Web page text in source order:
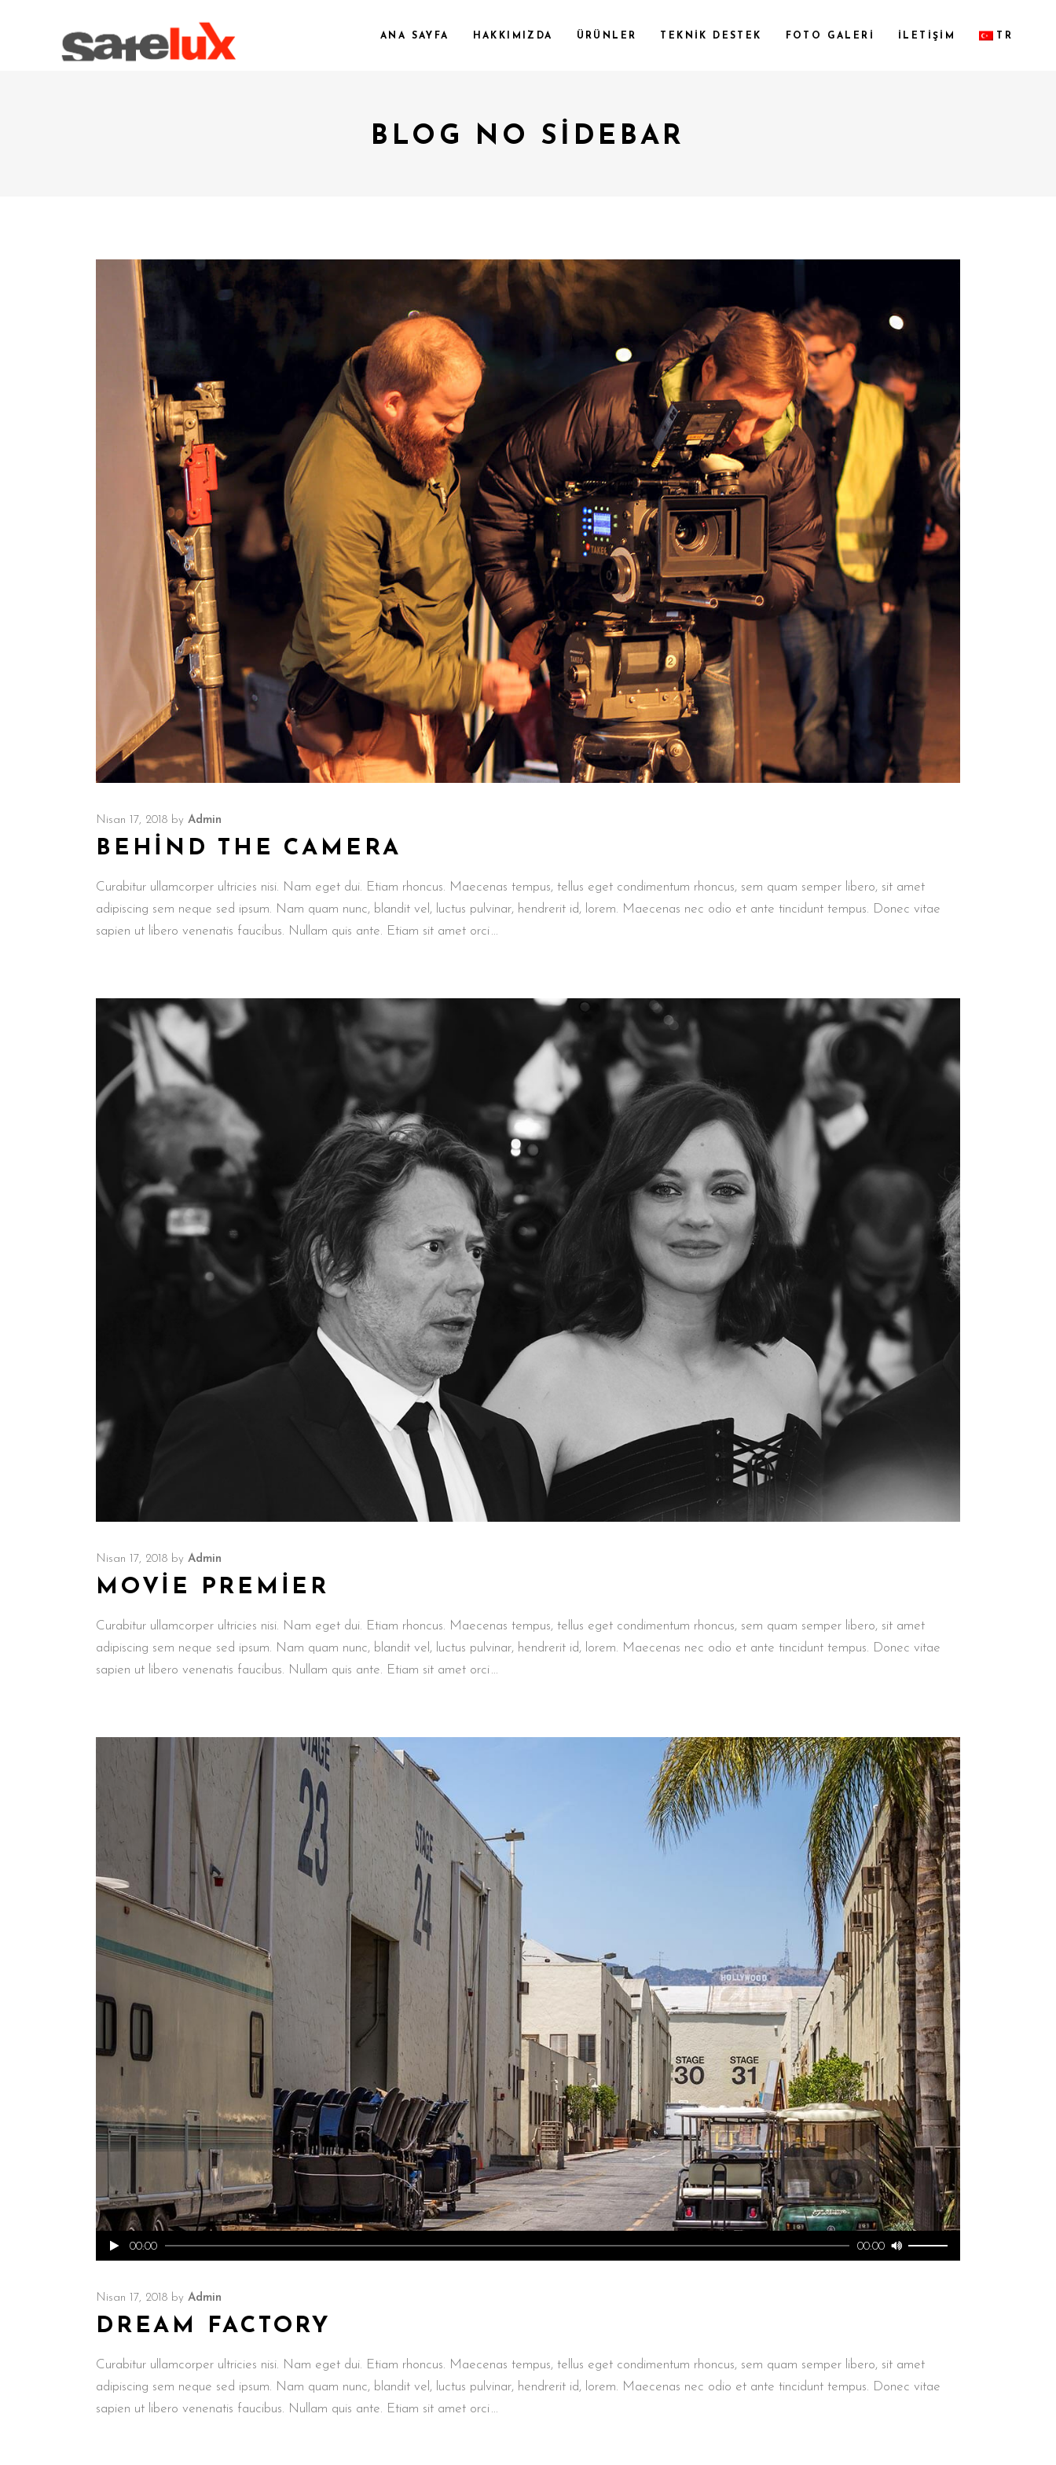
ANA SAYFA HAKKIMIZDA ÜRÜNLER TEKNİK DESTEK FOTO GALERİ İLETİŞİM TR
BLOG NO SIDEBAR
Nisan 17, 2018 by Admin
BEHIND THE CAMERA
Curabitur ullamcorper ultricies nisi. Nam eget dui. Etiam rhoncus. Maecenas tempus, tellus eget condimentum rhoncus, sem quam semper libero, sit amet
adipiscing sem neque sed ipsum. Nam quam nunc, blandit vel, luctus pulvinar, hendrerit id, lorem. Maecenas nec odio et ante tincidunt tempus. Donec vitae
sapien ut libero venenatis faucibus. Nullam quis ante. Etiam sit amet orci
Nisan 17, 2018 by Admin
MOVIE PREMIER
Curabitur ullamcorper ultricies nisi. Nam eget dui. Etiam rhoncus. Maecenas tempus, tellus eget condimentum rhoncus, sem quam semper libero, sit amet
adipiscing sem neque sed ipsum. Nam quam nunc, blandit vel, luctus pulvinar, hendrerit id, lorem. Maecenas nec odio et ante tincidunt tempus. Donec vitae
sapien ut libero venenatis faucibus. Nullam quis ante. Etiam sit amet orci
Ses
oynatıcı
00:00 00:00
tuşları
da
azaltın.
Nisan 17, 2018 by Admin
DREAM FACTORY
Curabitur ullamcorper ultricies nisi. Nam eget dui. Etiam rhoncus. Maecenas tempus, tellus eget condimentum rhoncus, sem quam semper libero, sit amet
adipiscing sem neque sed ipsum. Nam quam nunc, blandit vel, luctus pulvinar, hendrerit id, lorem. Maecenas nec odio et ante tincidunt tempus. Donec vitae
sapien ut libero venenatis faucibus. Nullam quis ante. Etiam sit amet orci